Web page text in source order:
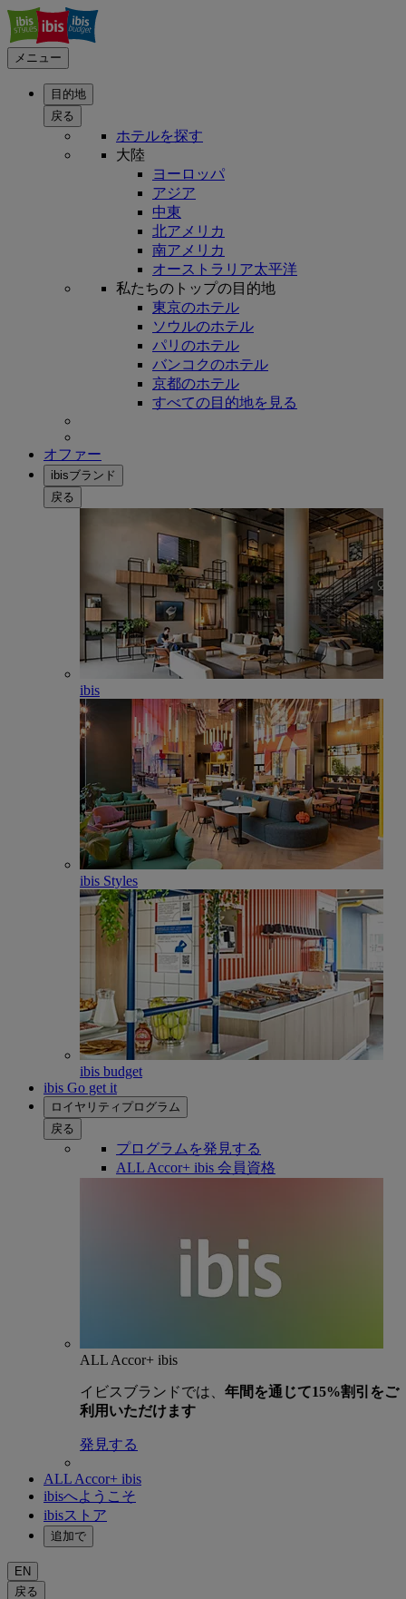
メニュー
目的地
戻る
ホテルを探す
大陸
ヨーロッパ
アジア
中東
北アメリカ
南アメリカ
オーストラリア太平洋
私たちのトップの目的地
東京のホテル
ソウルのホテル
パリのホテル
バンコクのホテル
京都のホテル
すべての目的地を見る
オファー
ibisブランド
戻る
ibis
ibis Styles
ibis budget
ibis Go get it
ロイヤリティプログラム
戻る
プログラムを発見する
ALL Accor+ ibis 会員資格
ALL Accor+ ibis
イビスブランドでは、 年間を通じて15%割引をご
利用いただけます
発見する
ALL Accor+ ibis
ibisへようこそ
ibisストア
追加で
EN
戻る